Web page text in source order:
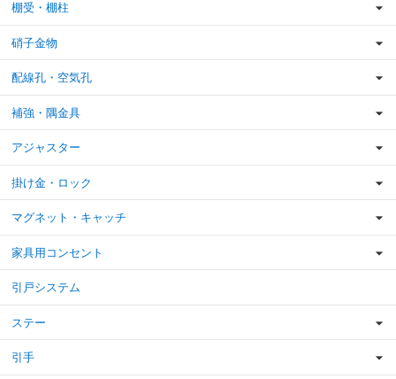
棚受・棚柱
硝子金物
配線孔・空気孔
補強・隅金具
アジャスター
掛け金・ロック
マグネット・キャッチ
家具用コンセント
引戸システム
ステー
引手